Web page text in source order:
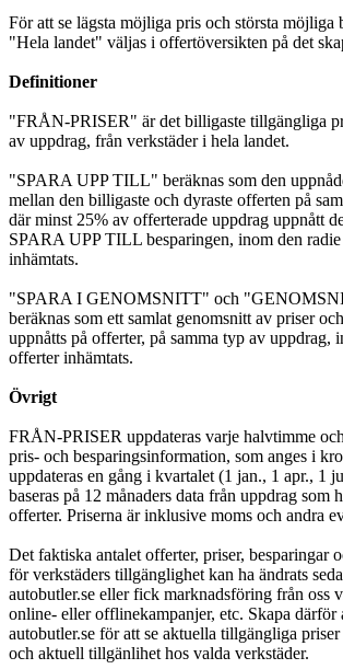
För att se lägsta möjliga pris och största möjliga
"Hela landet" väljas i offertöversikten på det
Definitioner
"FRÅN-PRISER" är det billigaste tillgängliga
av uppdrag, från verkstäder i hela landet.
"SPARA UPP TILL" beräknas som den
mellan den billigaste och dyraste offerten på
där minst 25% av offerterade uppdrag uppnått
SPARA UPP TILL besparingen, inom den
inhämtats.
"SPARA I GENOMSNITT" och
beräknas som ett samlat genomsnitt av priser
uppnåtts på offerter, på samma typ av uppdrag,
offerter inhämtats.
Övrigt
FRÅN-PRISER uppdateras varje halvtimme
pris- och besparingsinformation, som anges i
uppdateras en gång i kvartalet (1 jan., 1 apr., 1
baseras på 12 månaders data från uppdrag som
offerter. Priserna är inklusive moms och andra
Det faktiska antalet offerter, priser, besparingar
för verkstäders tillgänglighet kan ha ändrats
autobutler.se eller fick marknadsföring från oss
online- eller offlinekampanjer, etc. Skapa därför
autobutler.se för att se aktuella tillgängliga
och aktuell tillgänlihet hos valda verkstäder.